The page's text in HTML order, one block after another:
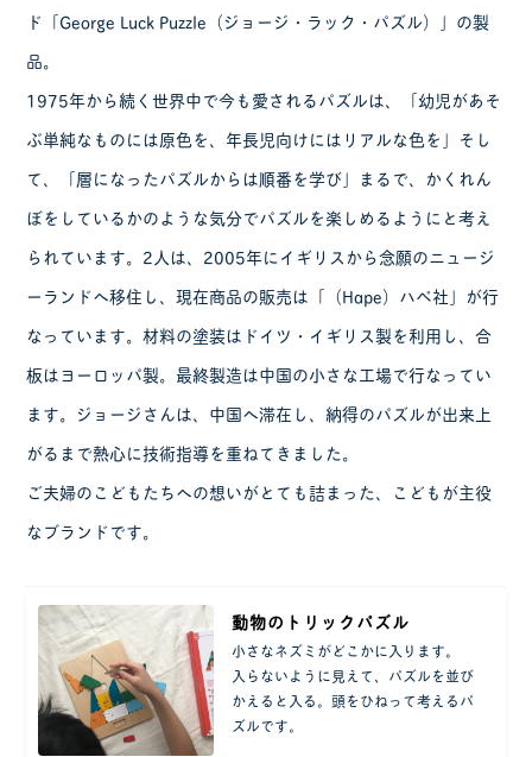
ド「George Luck Puzzle（ジョージ・ラック・パズル）」の製
品。
1975年から続く世界中で今も愛されるパズルは、「幼児があそ
ぶ単純なものには原色を、年長児向けにはリアルな色を」そし
て、「層になったパズルからは順番を学び」まるで、かくれん
ぼをしているかのような気分でパズルを楽しめるようにと考え
られています。2人は、2005年にイギリスから念願のニュージ
ーランドへ移住し、現在商品の販売は「（Hape）ハペ社」が行
なっています。材料の塗装はドイツ・イギリス製を利用し、合
板はヨーロッパ製。最終製造は中国の小さな工場で行なってい
ます。ジョージさんは、中国へ滞在し、納得のパズルが出来上
がるまで熱心に技術指導を重ねてきました。
ご夫婦のこどもたちへの想いがとても詰まった、こどもが主役
なブランドです。
動物のトリックパズル
小さなネズミがどこかに入ります。
入らないように見えて、パズルを並び
かえると入る。頭をひねって考えるパ
ズルです。